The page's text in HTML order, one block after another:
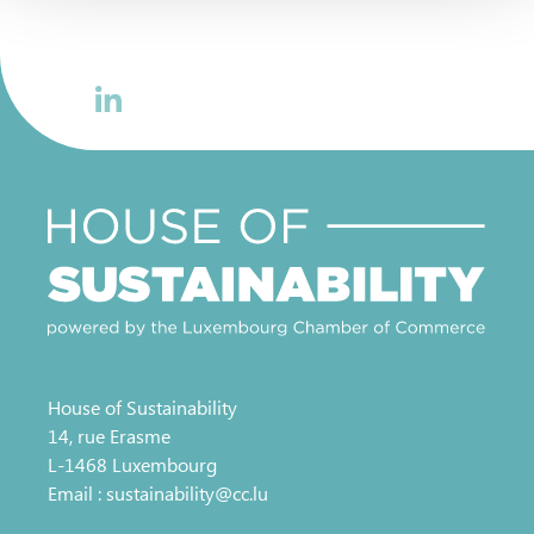
House of Sustainability
14, rue Erasme
L-1468 Luxembourg
Email :sustainability@cc.lu